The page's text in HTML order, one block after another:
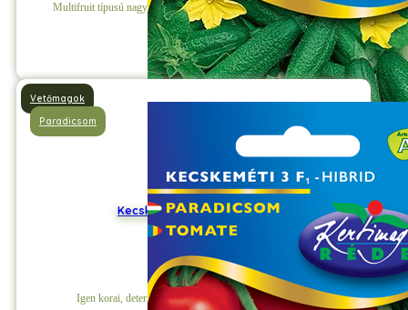
Multifruit típusú nagyon korai hibrid, hosszú karcsú termésekkel.
Részletek
Kecskeméti 3F1 Paradicsom
Igen korai, determinált növekedésű hibrid paradicsom.
Vetőmagok
Paradicsom